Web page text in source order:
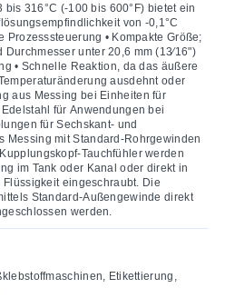
316°C (-100 bis 600°F) bietet ein
• Kompakte Größe;
unter 20,6 mm (13⁄16")
ausdehnt oder
für Anwendungen bei
Messing mit Standard-Rohrgewinden
Tauchfühler werden
im Tank oder Kanal oder direkt in
eingeschraubt. Die
Standard-Außengewinde direkt
werden.
Etikettierung,